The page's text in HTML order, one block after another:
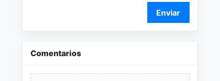
Enviar
Comentarios